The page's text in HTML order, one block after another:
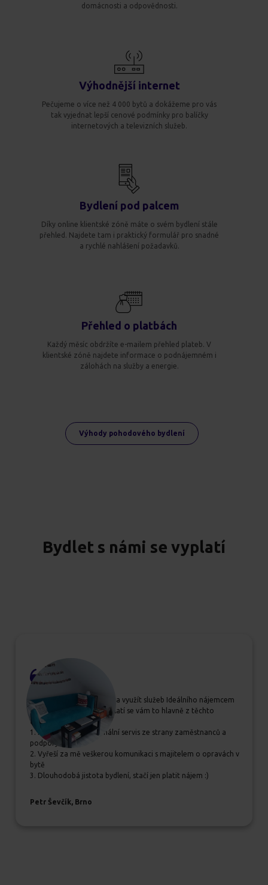
domácnosti a odpovědnosti.
Výhodnější internet
Pečujeme o více než 4 000 bytů a dokážeme pro vás
tak vyjednat lepší cenové podmínky pro balíčky
internetových a televizních služeb.
Bydlení pod palcem
Díky online klientské zóně máte o svém bydlení stále
přehled. Najdete tam i praktický formulář pro snadné
a rychlé nahlášení požadavků.
Přehled o platbách
Každý měsíc obdržíte e-mailem přehled plateb. V
klientské zóně najdete informace o podnájemném i
zálohách na služby a energie.
Výhody pohodového bydlení
Bydlet s námi se vyplatí
Pokud se rozhodujete, zda využít služeb Ideálního nájemcem
určitě jim dejte šanci, vyplatí se vám to hlavně z těchto
důvodů:
1. Příjemný a profesionální servis ze strany zaměstnanců a
podpory
2. Vyřeší za mě veškerou komunikaci s majitelem o opravách v
bytě
3. Dlouhodobá jistota bydlení, stačí jen platit nájem :)
Petr Ševčík, Brno